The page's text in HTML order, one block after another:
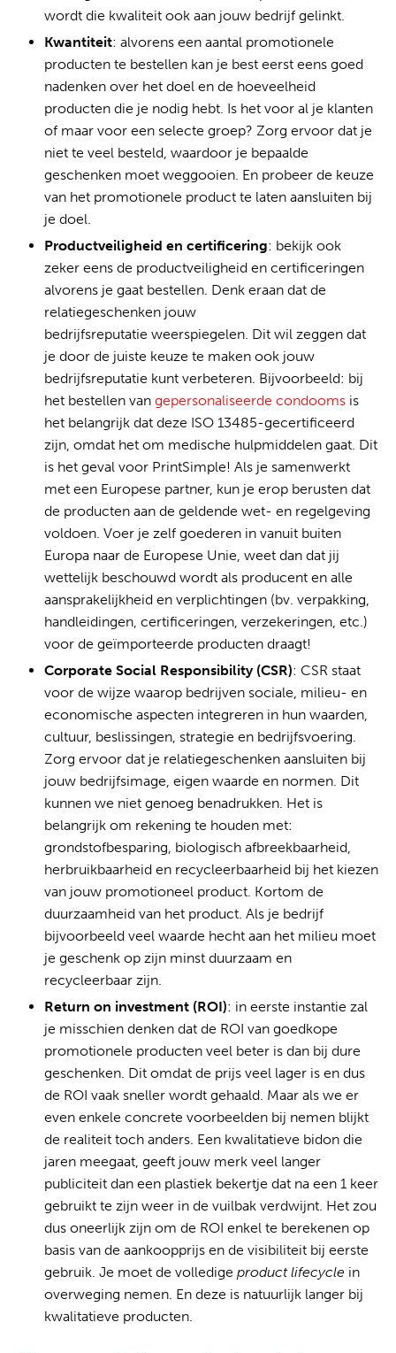
wordt die kwaliteit ook aan jouw bedrijf gelinkt.
Kwantiteit: alvorens een aantal promotionele
producten te bestellen kan je best eerst eens goed
nadenken over het doel en de hoeveelheid
producten die je nodig hebt. Is het voor al je klanten
of maar voor een selecte groep? Zorg ervoor dat je
niet te veel besteld, waardoor je bepaalde
geschenken moet weggooien. En probeer de keuze
van het promotionele product te laten aansluiten bij
je doel.
Productveiligheid en certificering: bekijk ook
zeker eens de productveiligheid en certificeringen
alvorens je gaat bestellen. Denk eraan dat de
relatiegeschenken jouw
bedrijfsreputatie weerspiegelen. Dit wil zeggen dat
je door de juiste keuze te maken ook jouw
bedrijfsreputatie kunt verbeteren. Bijvoorbeeld: bij
het bestellen van gepersonaliseerde condoomsis
het belangrijk dat deze ISO 13485-gecertificeerd
zijn, omdat het om medische hulpmiddelen gaat. Dit
is het geval voor PrintSimple! Als je samenwerkt
met een Europese partner, kun je erop berusten dat
de producten aan de geldende wet- en regelgeving
voldoen. Voer je zelf goederen in vanuit buiten
Europa naar de Europese Unie, weet dan dat jij
wettelijk beschouwd wordt als producent en alle
aansprakelijkheid en verplichtingen (bv. verpakking,
handleidingen, certificeringen, verzekeringen, etc.)
voor de geïmporteerde producten draagt!
Corporate Social Responsibility (CSR): CSR staat
voor de wijze waarop bedrijven sociale, milieu- en
economische aspecten integreren in hun waarden,
cultuur, beslissingen, strategie en bedrijfsvoering.
Zorg ervoor dat je relatiegeschenken aansluiten bij
jouw bedrijfsimage, eigen waarde en normen. Dit
kunnen we niet genoeg benadrukken. Het is
belangrijk om rekening te houden met:
grondstofbesparing, biologisch afbreekbaarheid,
herbruikbaarheid en recycleerbaarheid bij het kiezen
van jouw promotioneel product. Kortom de
duurzaamheid van het product. Als je bedrijf
bijvoorbeeld veel waarde hecht aan het milieu moet
je geschenk op zijn minst duurzaam en
recycleerbaar zijn.
Return on investment (ROI): in eerste instantie zal
je misschien denken dat de ROI van goedkope
promotionele producten veel beter is dan bij dure
geschenken. Dit omdat de prijs veel lager is en dus
de ROI vaak sneller wordt gehaald. Maar als we er
even enkele concrete voorbeelden bij nemen blijkt
de realiteit toch anders. Een kwalitatieve bidon die
jaren meegaat, geeft jouw merk veel langer
publiciteit dan een plastiek bekertje dat na een 1 keer
gebruikt te zijn weer in de vuilbak verdwijnt. Het zou
dus oneerlijk zijn om de ROI enkel te berekenen op
basis van de aankoopprijs en de visibiliteit bij eerste
gebruik. Je moet de volledige product lifecyclein
overweging nemen. En deze is natuurlijk langer bij
kwalitatieve producten.